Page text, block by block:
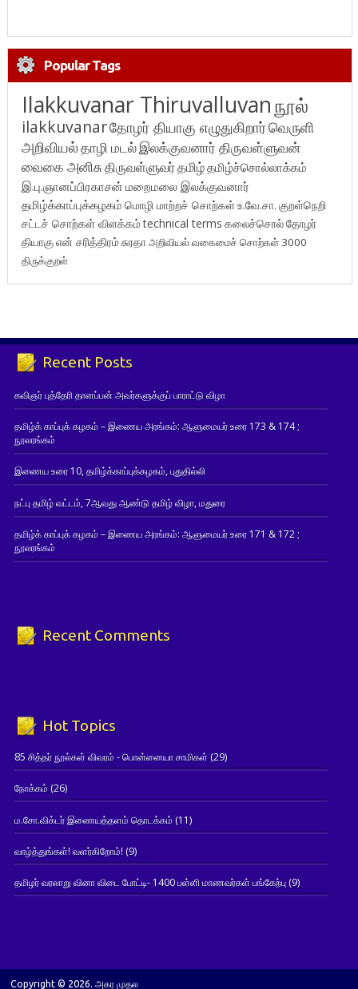
Popular Tags
Ilakkuvanar Thiruvalluvanநூல்
ilakkuvanarதோழர் தியாகு எழுதுகிறார்வெருளி
அறிவியல்தாழி மடல்இலக்குவனார் திருவள்ளுவன்
வைகை அனிசுதிருவள்ளுவர்தமிழ்தமிழ்ச்சொல்லாக்கம்
இ.பு.ஞானப்பிரகாசன் மறைமலை இலக்குவனார்
தமிழ்க்காப்புக்கழகம் மொழி மாற்றச் சொற்கள்உ.வே.சா. குறள்நெறி
சட்டச் சொற்கள் விளக்கம்technical terms கலைச்சொல்தோழர்
தியாகுஎன் சரித்திரம்சுரதாஅறிவியல் வகைமைச் சொற்கள் 3000
திருக்குறள்
Recent Posts
கவிஞர் புத்தேரி தானப்பன் அவர்களுக்குப் பாராட்டு விழா
தமிழ்க் காப்புக் கழகம் – இணைய அரங்கம்: ஆளுமையர் உரை 173 & 174 ;
நூலரங்கம்
இணைய உரை 10, தமிழ்க்காப்புக்கழகம், புதுதில்லி
நட்பு தமிழ் வட்டம், 7ஆவது ஆண்டு தமிழ் விழா, மதுரை
தமிழ்க் காப்புக் கழகம் – இணைய அரங்கம்: ஆளுமையர் உரை 171 & 172 ;
நூலரங்கம்
Recent Comments
Hot Topics
85 சித்தர் நூல்கள் விவரம் - பொன்னையா சாமிகள் (29)
நோக்கம் (26)
ம.சோ.விக்டர் இணையத்தளம் தொடக்கம் (11)
வாழ்த்துங்கள்! வளர்கிறோம்! (9)
தமிழர் வரலாறு வினா விடை போட்டி- 1400 பள்ளி மாணவர்கள் பங்கேற்பு(9)
Copyright © 2026. அகர முதல